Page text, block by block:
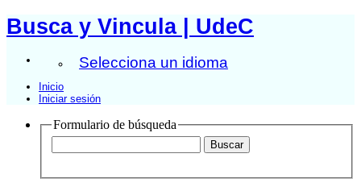
Busca y Vincula | UdeC
Selecciona un idioma
Inicio
Iniciar sesión
Formulario de búsqueda